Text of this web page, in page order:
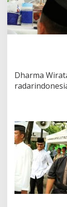
Dharma